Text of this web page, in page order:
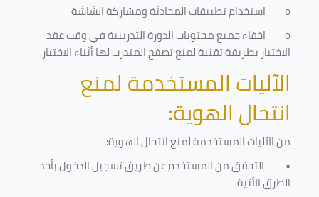
o
استخدام تطبيقات المحادثة ومشاركة الشاشة
o
اخفاء جميع محتويات الدورة التدريبية في وقت عقد
الاختبار بطريقة تقنية لمنع تصفح المتدرب لها أثناء الاختبار.
الآليات المستخدمة لمنع
انتحال الهوية:
من الآليات المستخدمة لمنعانتحال الهوية: -
• التحقق من المستخدم عن طريق تسجيل الدخول بأحد
الطرق الأتية